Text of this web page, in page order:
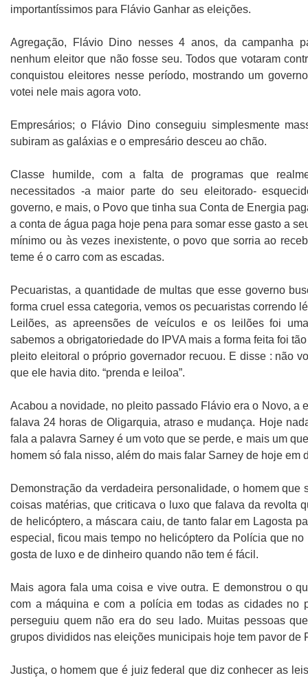
importantíssimos para Flávio Ganhar as eleições.
Agregação, Flávio Dino nesses 4 anos, da campanha
nenhum eleitor que não fosse seu. Todos que votaram
conquistou eleitores nesse período, mostrando um
votei nele mais agora voto.
Empresários; o Flávio Dino conseguiu simplesmente
subiram as galáxias e o empresário desceu ao chão.
Classe humilde, com a falta de programas que
necessitados -a maior parte do seu eleitorado-
governo, e mais, o Povo que tinha sua Conta de Energia
a conta de água paga hoje pena para somar esse gasto a
mínimo ou às vezes inexistente, o povo que sorria ao
teme é o carro com as escadas.
Pecuaristas, a quantidade de multas que esse governo
forma cruel essa categoria, vemos os pecuaristas correndo
Leilões, as apreensões de veículos e os leilões foi
sabemos a obrigatoriedade do IPVA mais a forma feita foi
pleito eleitoral o próprio governador recuou. E disse : não
que ele havia dito. “prenda e leiloa”.
Acabou a novidade, no pleito passado Flávio era o Novo, a
falava 24 horas de Oligarquia, atraso e mudança. Hoje
fala a palavra Sarney é um voto que se perde, e mais um
homem só fala nisso, além do mais falar Sarney de hoje em
Demonstração da verdadeira personalidade, o homem que
coisas matérias, que criticava o luxo que falava da revolta
de helicóptero, a máscara caiu, de tanto falar em Lagosta
especial, ficou mais tempo no helicóptero da Polícia que
gosta de luxo e de dinheiro quando não tem é fácil.
Mais agora fala uma coisa e vive outra. E demonstrou o
com a máquina e com a polícia em todas as cidades no
perseguiu quem não era do seu lado. Muitas pessoas
grupos divididos nas eleições municipais hoje tem pavor de
Justiça, o homem que é juiz federal que diz conhecer as